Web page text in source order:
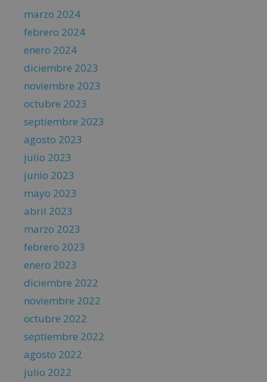
marzo 2024
febrero 2024
enero 2024
diciembre 2023
noviembre 2023
octubre 2023
septiembre 2023
agosto 2023
julio 2023
junio 2023
mayo 2023
abril 2023
marzo 2023
febrero 2023
enero 2023
diciembre 2022
noviembre 2022
octubre 2022
septiembre 2022
agosto 2022
julio 2022